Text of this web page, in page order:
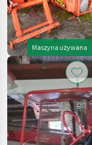
Maszyna używana